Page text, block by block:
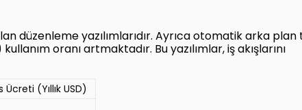
düzenleme yazılımlarıdır. Ayrıca otomatik arka
oranı artmaktadır. Bu yazılımlar, iş akışlarını
Ücreti (Yıllık USD)